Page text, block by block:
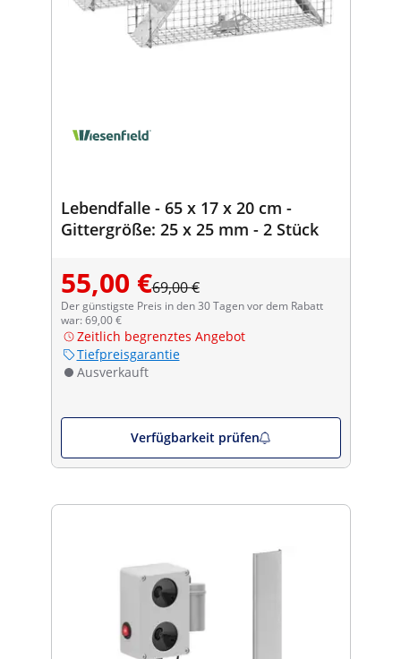
Lebendfalle - 65 x 17 x 20 cm -
Gittergröße: 25 x 25 mm - 2 Stück
55,00 €69,00 €
Der günstigste Preis in den 30 Tagen vor dem Rabatt
war: 69,00 €
Zeitlich begrenztes Angebot
Tiefpreisgarantie
Ausverkauft
Verfügbarkeit prüfen